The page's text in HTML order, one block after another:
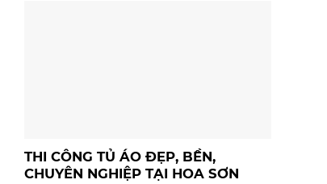
THI CÔNG TỦ ÁO ĐẸP, BỀN,
CHUYÊN NGHIỆP TẠI HOA SƠN